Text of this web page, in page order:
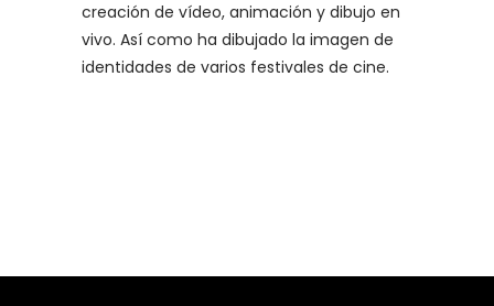
creación de vídeo, animación y dibujo en
vivo. Así como ha dibujado la imagen de
identidades de varios festivales de cine.